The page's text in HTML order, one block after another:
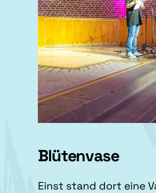
Blütenvase
Einst stand dort eine